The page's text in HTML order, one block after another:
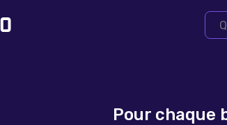
Pour chaque